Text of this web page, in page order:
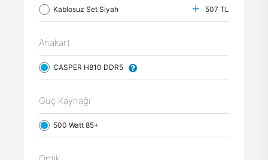
Kablosuz Set Siyah 507 TL
Anakart
CASPER H810 DDR5
Güç Kaynağı
500 Watt 85+